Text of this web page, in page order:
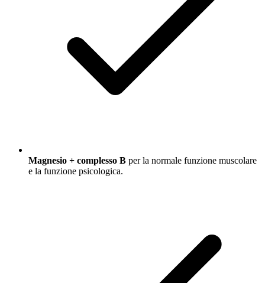
Magnesio + complesso B per la normale funzione muscolare
e la funzione psicologica.